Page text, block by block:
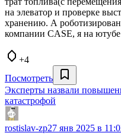
на элеватор и проверке
хранению. А
компании CASE, я на
+4
Посмотреть
Эксперты назвали
катастрофой
rostislav-zp27 янв 2025 в